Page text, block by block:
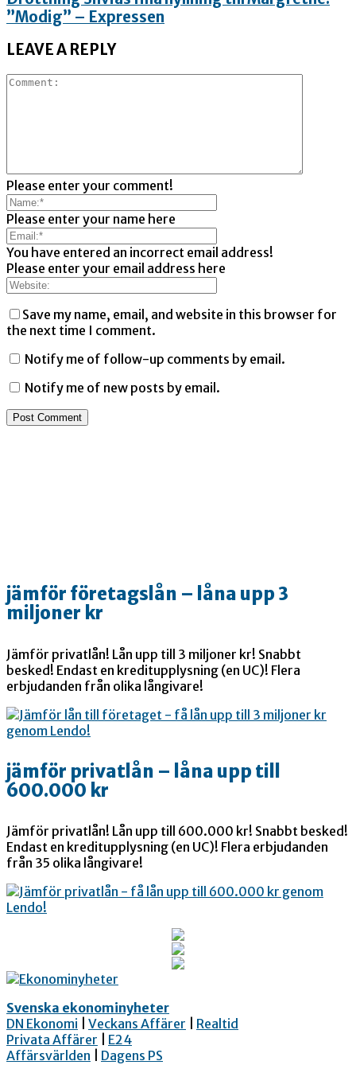
”Modig” – Expressen
LEAVE A REPLY
Please enter your comment!
Please enter your name here
You have entered an incorrect email address!
Please enter your email address here
Save my name, email, and website in this browser for
the next time I comment.
Notify me of follow-up comments by email.
Notify me of new posts by email.
jämför företagslån – låna upp 3
miljoner kr
Jämför privatlån! Lån upp till 3 miljoner kr! Snabbt
besked! Endast en kreditupplysning (en UC)! Flera
erbjudanden från olika långivare!
jämför privatlån – låna upp till
600.000 kr
Jämför privatlån! Lån upp till 600.000 kr! Snabbt besked!
Endast en kreditupplysning (en UC)! Flera erbjudanden
från 35 olika långivare!
Svenska ekonominyheter
DN Ekonomi
Veckans Affärer
Realtid
Privata Affärer
E24
Affärsvärlden
Dagens PS